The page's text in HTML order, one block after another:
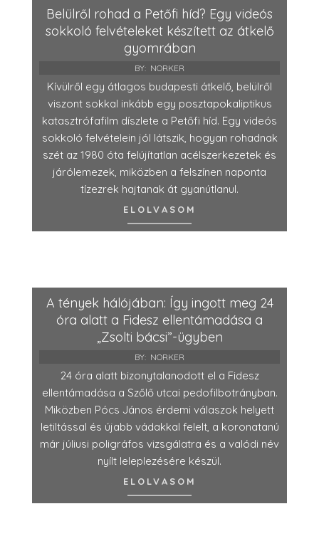
Belülről rohad a Petőfi híd? Egy videós
sokkoló felvételeket készített az átkelő
gyomrában
BY: NORKER
Kívülről egy átlagos budapesti átkelő, belülről
viszont sokkal inkább egy posztapokaliptikus
katasztrófafilm díszlete a Petőfi híd. Egy videós
sokkoló felvételein jól látszik, hogyan rohadnak
szét az 1980 óta felújítatlan acélszerkezetek és
járólemezek, miközben a felszínen naponta
tízezrek hajtanak át gyanútlanul.
ELOLVASOM
A tények hálójában: Így ingott meg 24
óra alatt a Fidesz ellentámadása a
„Zsolti bácsi”-ügyben
BY: NORKER
24 óra alatt bizonytalanodott el a Fidesz
ellentámadása a Szőlő utcai pedofilbotrányban.
Miközben Pócs János érdemi válaszok helyett
letiltással és újabb vádakkal felelt, a koronatanú
már júliusi poligráfos vizsgálatra és a valódi név
nyílt leleplezésére készül.
ELOLVASOM